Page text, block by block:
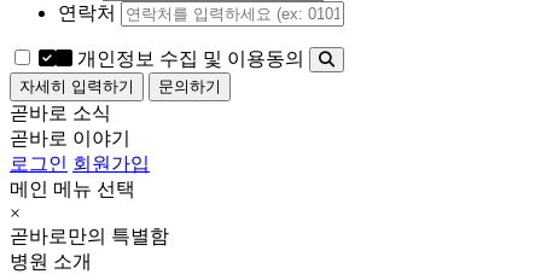
연락처
개인정보 수집 및 이용동의
자세히 입력하기 문의하기
곧바로 소식
곧바로 이야기
로그인 회원가입
메인 메뉴 선택
×
곧바로만의 특별함
병원 소개